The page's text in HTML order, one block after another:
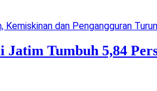
Tumbuh 5,84